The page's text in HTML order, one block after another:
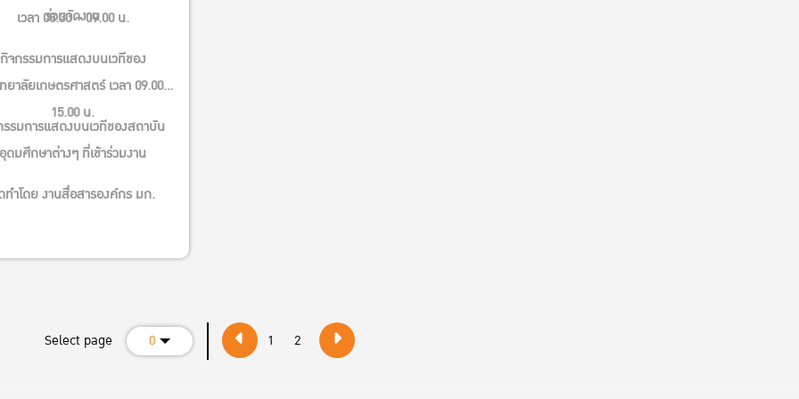
ร่วมจัดงาน
เวลา 08.30 – 09.00 น.
กิจกรรมการแสดงบนเวทีของ
ยาลัยเกษตรศาสตร์ เวลา 09.00 –
15.00 น.
รมการแสดงบนเวทีของสถาบัน
อุดมศึกษาต่างๆ ที่เข้าร่วมงาน
ทำโดย งานสื่อสารองค์กร มก.
Select page 0 1 2